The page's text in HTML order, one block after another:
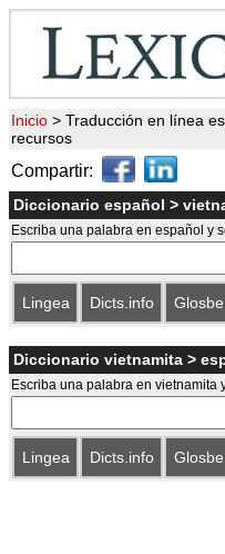
Inicio > Traducción en línea
recursos
Compartir:
Diccionario español >
Escriba una palabra en español y
Lingea Dicts.info Glosbe
Diccionario vietnamita >
Escriba una palabra en vietnamita
Lingea Dicts.info Glosbe